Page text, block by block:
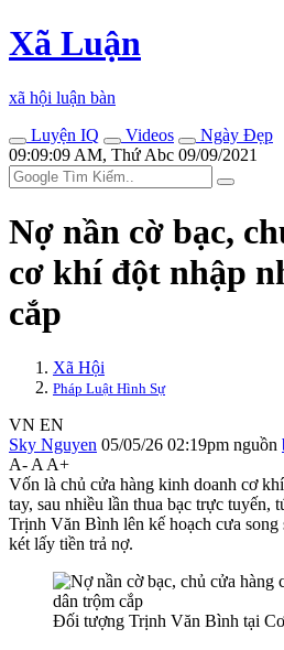
Xã Luận
xã hội luận bàn
Luyện IQ
Videos
Ngày Đẹp
09:09:09 AM, Thứ Abc 09/09/2021
Nợ nần cờ bạc,
cơ khí đột nhập
cắp
Xã Hội
Pháp Luật Hình Sự
VN EN
Sky Nguyen 05/05/26 02:19pm nguồn
A- A A+
Vốn là chủ cửa hàng kinh doanh cơ
tay, sau nhiều lần thua bạc trực tuyến,
Trịnh Văn Bình lên kế hoạch cưa song
két lấy tiền trả nợ.
Đối tượng Trịnh Văn Bình tại